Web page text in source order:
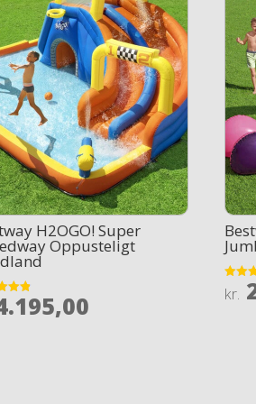
H2OGO! Super
Oppusteligt
Rated
3.7
kr.